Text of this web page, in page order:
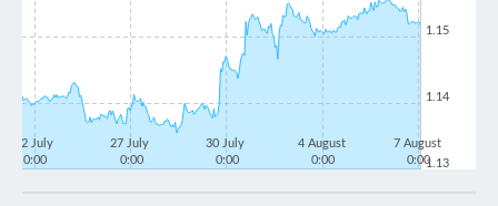
22 July
0:00
27 July
0:00
30 July
0:00
4 August
0:00
7 August
0:001.13
1.14
1.15